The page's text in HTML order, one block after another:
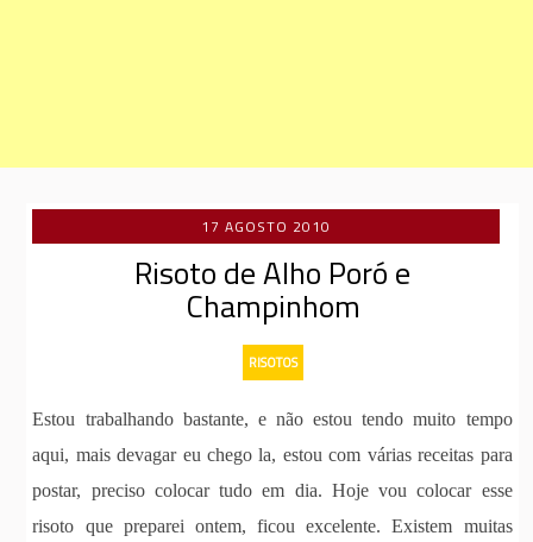
17 AGOSTO 2010
Risoto de Alho Poró e
Champinhom
RISOTOS
Estou trabalhando bastante, e não estou tendo muito tempo
aqui, mais devagar eu chego la, estou com várias receitas para
postar, preciso colocar tudo em dia. Hoje vou colocar esse
risoto que preparei ontem, ficou excelente. Existem muitas